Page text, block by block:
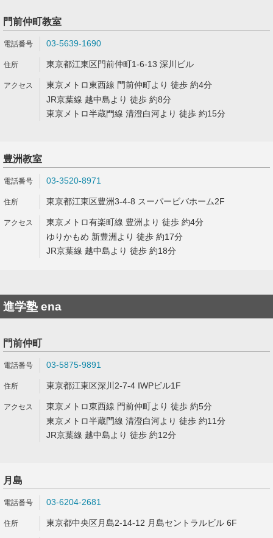
門前仲町教室
03-5639-1690
東京都江東区門前仲町1-6-13 深川ビル
東京メトロ東西線 門前仲町より 徒歩 約4分
JR京葉線 越中島より 徒歩 約8分
東京メトロ半蔵門線 清澄白河より 徒歩 約15分
豊洲教室
03-3520-8971
東京都江東区豊洲3-4-8 スーパービバホーム2F
東京メトロ有楽町線 豊洲より 徒歩 約4分
ゆりかもめ 新豊洲より 徒歩 約17分
JR京葉線 越中島より 徒歩 約18分
進学塾 ena
門前仲町
03-5875-9891
東京都江東区深川2-7-4 IWPビル1F
東京メトロ東西線 門前仲町より 徒歩 約5分
東京メトロ半蔵門線 清澄白河より 徒歩 約11分
JR京葉線 越中島より 徒歩 約12分
月島
03-6204-2681
東京都中央区月島2-14-12 月島セントラルビル 6F